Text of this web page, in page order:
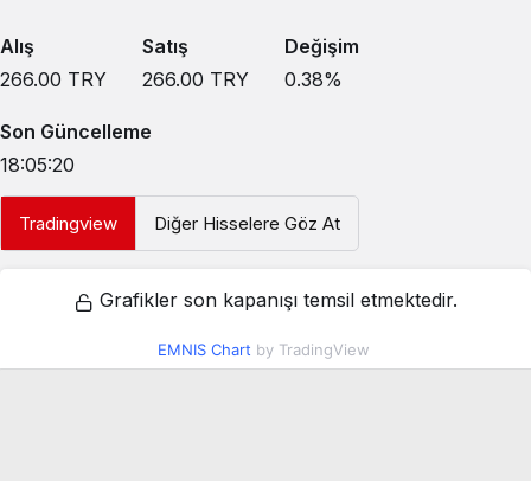
Alış
266.00 TRY
Satış
266.00 TRY
Değişim
0.38%
Son Güncelleme
18:05:20
Tradingview Diğer Hisselere Göz At
Grafikler son kapanışı temsil etmektedir.
EMNIS Chart by TradingView